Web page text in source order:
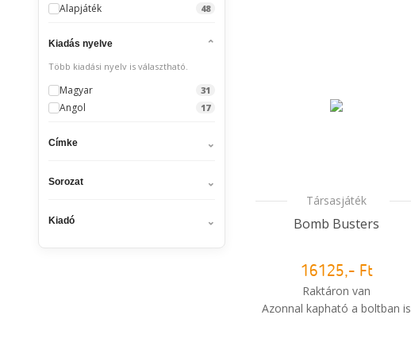
Alapjáték 48
Kiadás nyelve
Több kiadási nyelv is választható.
Magyar 31
Angol 17
Címke
Sorozat
Kiadó
Társasjáték
Bomb Busters
16125,- Ft
Raktáron van
Azonnal kapható a boltban is